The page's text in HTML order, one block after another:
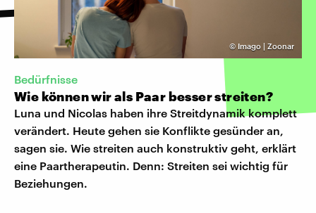
© Imago | Zoonar
Bedürfnisse
Wie können wir als Paar besser streiten?
Luna und Nicolas haben ihre Streitdynamik komplett
verändert. Heute gehen sie Konflikte gesünder an,
sagen sie. Wie streiten auch konstruktiv geht, erklärt
eine Paartherapeutin. Denn: Streiten sei wichtig für
Beziehungen.